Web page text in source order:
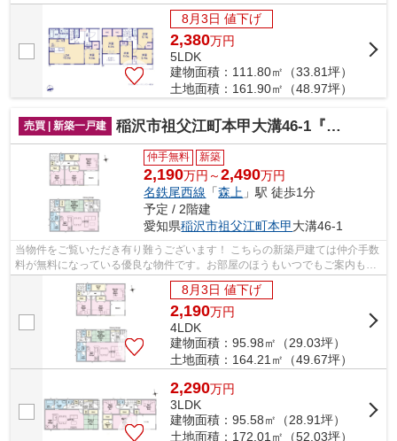
せて頂きますのでお気軽にお問合せ下...
8月3日 値下げ
2,380万円
5LDK
建物面積：111.80㎡（33.81坪）
土地面積：161.90㎡（48.97坪）
売買 | 新築一戸建 稲沢市祖父江町本甲大溝46-1『仲介料無料』新築戸建て
仲手無料 新築
2,190万円～2,490万円
名鉄尾西線 「森上 」駅 徒歩1分
予定 / 2階建
愛知県稲沢市祖父江町本甲大溝46-1
当物件をご覧いただき有り難うございます！ こちらの新築戸建ては仲介手数
料が無料になっている優良な物件です。お部屋のほうもいつでもご案内もさ
せて頂きますのでお気軽にお問合せ下...
8月3日 値下げ
2,190万円
4LDK
建物面積：95.98㎡（29.03坪）
土地面積：164.21㎡（49.67坪）
2,290万円
3LDK
建物面積：95.58㎡（28.91坪）
土地面積：172.01㎡（52.03坪）